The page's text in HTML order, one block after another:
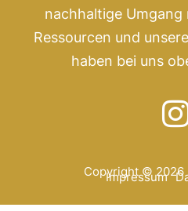
nachhaltige
Ressourcen und
haben bei uns
Copyright © 2026
Impressum